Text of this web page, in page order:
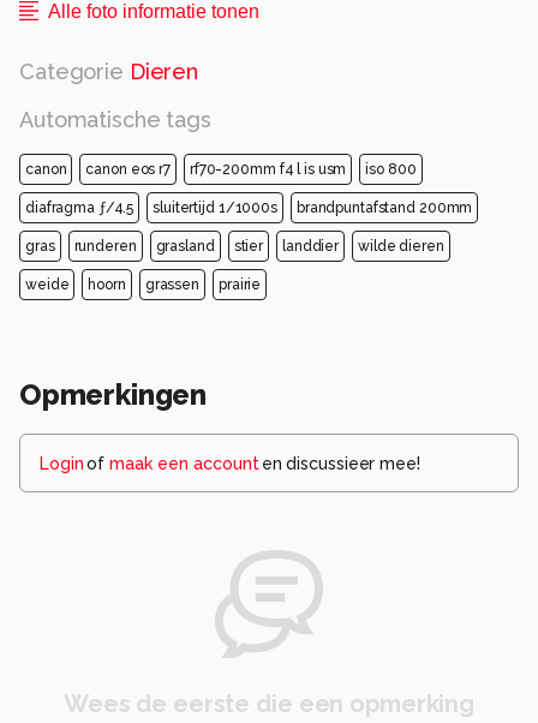
Alle foto informatie tonen
Categorie Dieren
Automatische tags
canon canon eos r7 rf70-200mm f4 l is usm iso 800
diafragma ƒ/4.5 sluitertijd 1/1000s brandpuntafstand 200mm
gras runderen grasland stier landdier wilde dieren
weide hoorn grassen prairie
Opmerkingen
Loginof maak een account en discussieer mee!
Wees de eerste die een opmerking